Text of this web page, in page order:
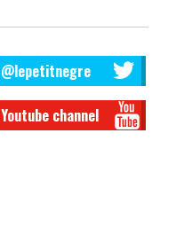
@lepetitnegre
Youtube channel